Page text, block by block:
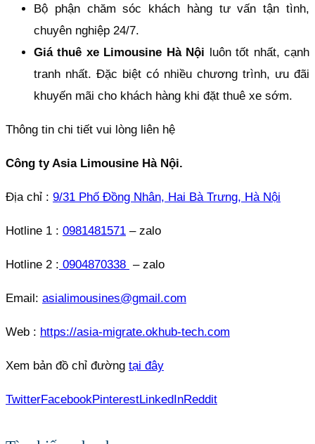
Bộ phận chăm sóc khách hàng tư vấn tận tình,
chuyên nghiệp 24/7.
Giá thuê xe Limousine Hà Nội luôn tốt nhất, cạnh
tranh nhất. Đặc biệt có nhiều chương trình, ưu đãi
khuyến mãi cho khách hàng khi đặt thuê xe sớm.
Thông tin chi tiết vui lòng liên hệ
Công ty Asia Limousine Hà Nội.
Địa chỉ : 9/31 Phố Đồng Nhân, Hai Bà Trưng, Hà Nội
Hotline 1 : 0981481571 – zalo
Hotline 2 : 0904870338 – zalo
Email: asialimousines@gmail.com
Web : https://asia-migrate.okhub-tech.com
Xem bản đồ chỉ đường tại đây
TwitterFacebookPinterestLinkedInReddit